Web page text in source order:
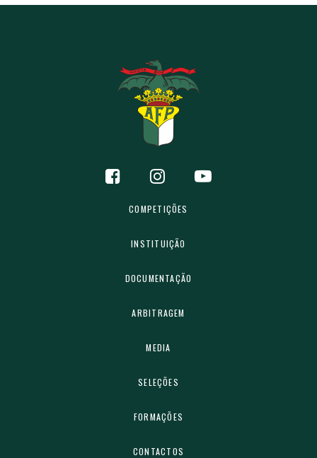
COMPETIÇÕES
INSTITUIÇÃO
DOCUMENTAÇÃO
ARBITRAGEM
MEDIA
SELEÇÕES
FORMAÇÕES
CONTACTOS